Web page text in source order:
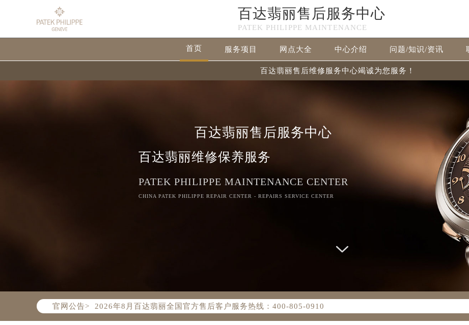
百达翡丽售后服务中心
PATEK PHILIPPE MAINTENANCE
首页 服务项目 网点大全 中心介绍 问题/知识/资讯
百达翡丽售后维修服务中心竭诚为您服务！
百达翡丽售后服务中心
百达翡丽维修保养服务
PATEK PHILIPPE MAINTENANCE CENTER
CHINA PATEK PHILIPPE REPAIR CENTER - REPAIRS SERVICE CENTER
官网公告>
2026年8月百达翡丽全国官方售后客户服务热线：400-805-0910
百达翡丽官方全国统一服务热线400-805-0910，服务覆盖中国大陆、香港、澳门、台湾全部区域（非大
2026年8月百达翡丽售后服务中心最新网点地址：